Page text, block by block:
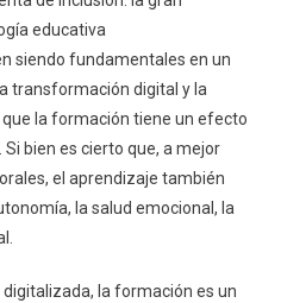
siendo fundamentales en un
transformación digital y la
la formación tiene un efecto
bien es cierto que, a mejor
el aprendizaje también
la salud emocional, la
la formación es un